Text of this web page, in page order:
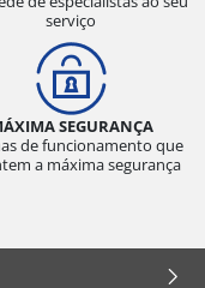
serviço
SEGURANÇA
de funcionamento que
a máxima segurança